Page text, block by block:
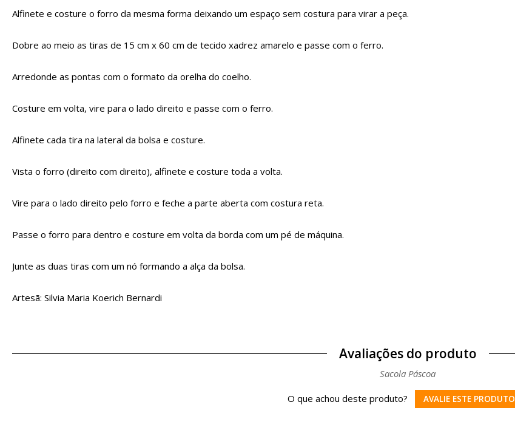
Alfinete e costure o forro da mesma forma deixando um espaço sem costura para virar a peça.
Dobre ao meio as tiras de 15 cm x 60 cm de tecido xadrez amarelo e passe com o ferro.
Arredonde as pontas com o formato da orelha do coelho.
Costure em volta, vire para o lado direito e passe com o ferro.
Alfinete cada tira na lateral da bolsa e costure.
Vista o forro (direito com direito), alfinete e costure toda a volta.
Vire para o lado direito pelo forro e feche a parte aberta com costura reta.
Passe o forro para dentro e costure em volta da borda com um pé de máquina.
Junte as duas tiras com um nó formando a alça da bolsa.
Artesã: Silvia Maria Koerich Bernardi
Avaliações do produto
Sacola Páscoa
O que achou deste produto? AVALIE ESTE PRODUTO